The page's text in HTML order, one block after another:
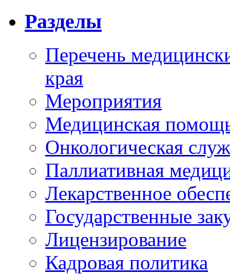
Разделы
Перечень
края
Мероприятия
Медицинская
Онкологическая
Паллиативная
Лекарственное
Государственные
Лицензирование
Кадровая политика